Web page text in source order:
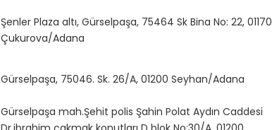
Şenler Plaza altı, Gürselpaşa, 75464 Sk Bina No: 22, 01170
Çukurova/Adana
Gürselpaşa, 75046. Sk. 26/A, 01200 Seyhan/Adana
Gürselpaşa mah.Şehit polis Şahin Polat Aydın Caddesi